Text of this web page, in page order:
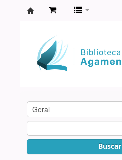
Agamenon
Magalhães
Buscar